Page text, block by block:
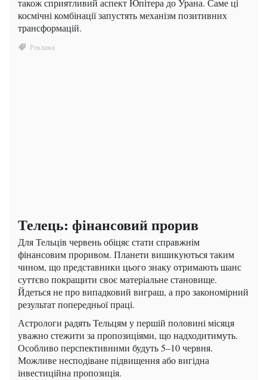
також сприятливий аспект Юпітера до Урана. Саме ці
космічні комбінації запустять механізм позитивних
трансформацій.
Телець: фінансовий прорив
Для Тельців червень обіцяє стати справжнім
фінансовим проривом. Планети вишикуються таким
чином, що представники цього знаку отримають шанс
суттєво покращити своє матеріальне становище.
Йдеться не про випадковий виграш, а про закономірний
результат попередньої праці.
Астрологи радять Тельцям у першій половині місяця
уважно стежити за пропозиціями, що надходитимуть.
Особливо перспективними будуть 5–10 червня.
Можливе несподіване підвищення або вигідна
інвестиційна пропозиція.